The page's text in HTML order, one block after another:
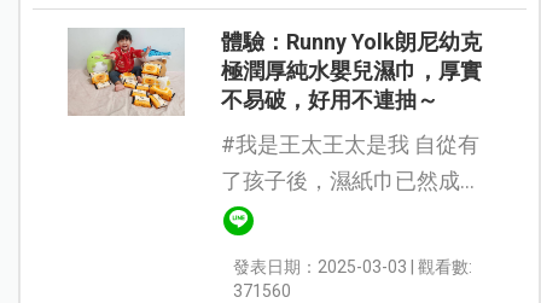
體驗：Runny Yolk朗尼幼克
極潤厚純水嬰兒濕巾，厚實
不易破，好用不連抽～
#我是王太王太是我 自從有
了孩子後，濕紙巾已然成為
必需品，有孩子的地方就不
能沒有濕紙巾，濕紙巾對育
兒來說真的很重要，因為會
發表日期：2025-03-03 | 觀看數:
371560